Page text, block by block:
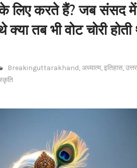
लिए करते हैं? जब संसद में
तब भी वोट चोरी
Breakinguttarakhand,अध्यात्म,इतिहास,